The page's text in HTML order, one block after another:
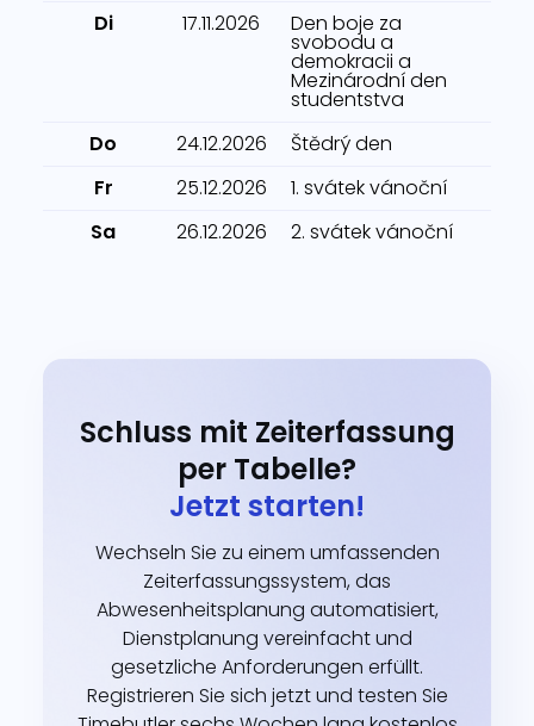
Di
17.11.2026 Den boje za
svobodu a
demokracii a
Mezinárodní den
studentstva
Do
24.12.2026
Štědrý den
Fr
25.12.2026
1. svátek vánoční
Sa
26.12.2026 2. svátek vánoční
Schluss mit Zeiterfassung
per Tabelle?
Jetzt starten!
Wechseln Sie zu einem umfassenden
Zeiterfassungssystem, das
Abwesenheitsplanung automatisiert,
Dienstplanung vereinfacht und
gesetzliche Anforderungen erfüllt.
Registrieren Sie sich jetzt und testen Sie